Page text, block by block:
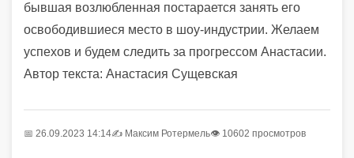
бывшая возлюбленная постарается занять его
освободившиеся место в шоу-индустрии. Желаем
успехов и будем следить за прогрессом Анастасии.
Автор текста: Анастасия Сущевская
📅 26.09.2023 14:14✍️ Максим Ротермель👁 10602 просмотров